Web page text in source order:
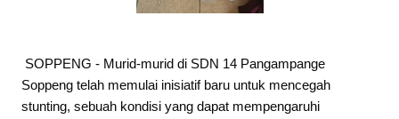
SOPPENG - Murid-murid di SDN 14 Pangampange
Soppeng telah memulai inisiatif baru untuk mencegah
stunting, sebuah kondisi yang dapat mempengaruhi